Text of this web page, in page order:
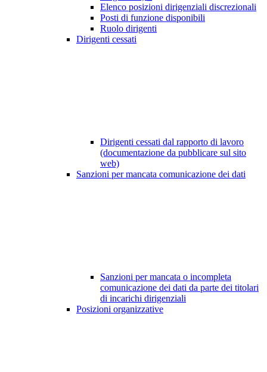
Elenco posizioni dirigenziali discrezionali
Posti di funzione disponibili
Ruolo dirigenti
Dirigenti cessati
Dirigenti cessati dal rapporto di lavoro
(documentazione da pubblicare sul sito
web)
Sanzioni per mancata comunicazione dei dati
Sanzioni per mancata o incompleta
comunicazione dei dati da parte dei titolari
di incarichi dirigenziali
Posizioni organizzative